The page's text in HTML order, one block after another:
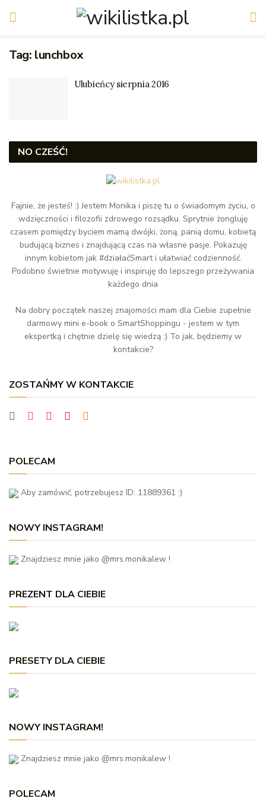
Tag: lunchbox
Ulubieńcy sierpnia 2016
NO CZEŚĆ!
Fajnie, że jesteś! :) Jestem Monika i piszę tu o świadomym życiu, o
wdzięczności i filozofii zdrowego rozsądku. Sprytnie żongluję
czasem pomiędzy byciem mamą dwójki, żoną, panią domu, kobietą
budującą biznes i znajdującą czas na własne pasje. Pokazuję
innym kobietom jak #działaćSmart i ułatwiać codzienność.
Podobno świetnie motywuję i inspiruję do lepszego przeżywania
każdego dnia
Na dobry początek naszej znajomości mam dla Ciebie zupełnie
darmowy mini e-book o SmartShoppingu - jestem w tym
ekspertką i chętnie dzielę się wiedzą :) To jak, będziemy w
kontakcie?
ZOSTAŃMY W KONTAKCIE
POLECAM
Aby zamówić, potrzebujesz ID: 11889361 :)
NOWY INSTAGRAM!
Znajdziesz mnie jako @mrs.monikalew !
PREZENT DLA CIEBIE
PRESETY DLA CIEBIE
NOWY INSTAGRAM!
Znajdziesz mnie jako @mrs.monikalew !
POLECAM